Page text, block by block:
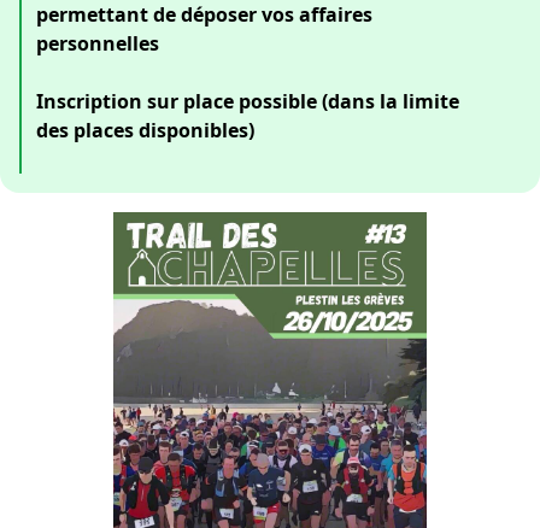
permettant de déposer vos affaires
personnelles
Inscription sur place possible (dans la limite
des places disponibles)